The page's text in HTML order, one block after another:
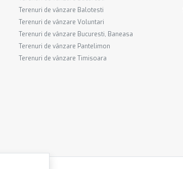
Terenuri de vânzare Balotesti
Terenuri de vânzare Voluntari
Terenuri de vânzare Bucuresti, Baneasa
Terenuri de vânzare Pantelimon
Terenuri de vânzare Timisoara